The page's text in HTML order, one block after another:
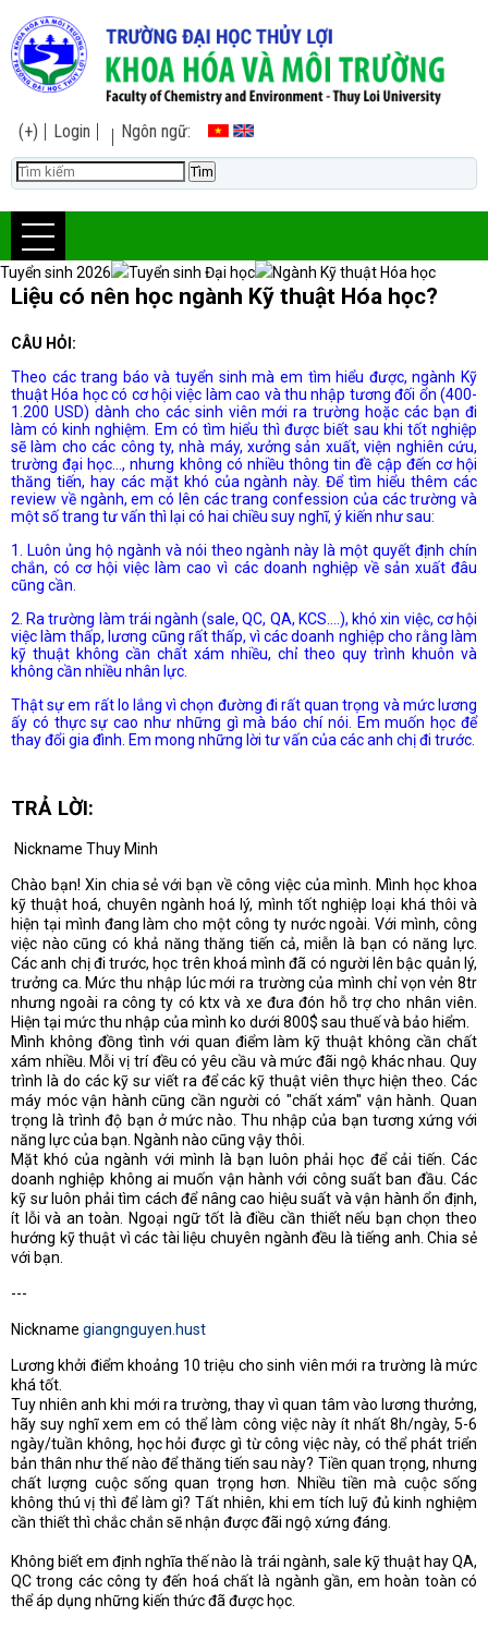
(+) Login Ngôn ngữ:
Tuyển sinh 2026 Tuyển sinh Đại học Ngành Kỹ thuật Hóa học
Liệu có nên học ngành Kỹ thuật Hóa học?
CÂU HỎI:
Theo các trang báo và tuyển sinh mà em tìm hiểu được, ngành Kỹ
thuật Hóa học có cơ hội việc làm cao và thu nhập tương đối ổn (400-
1.200 USD) dành cho các sinh viên mới ra trường hoặc các bạn đi
làm có kinh nghiệm. Em có tìm hiểu thì được biết sau khi tốt nghiệp
sẽ làm cho các công ty, nhà máy, xưởng sản xuất, viện nghiên cứu,
trường đại học..., nhưng không có nhiều thông tin đề cập đến cơ hội
thăng tiến, hay các mặt khó của ngành này. Để tìm hiểu thêm các
review về ngành, em có lên các trang confession của các trường và
một số trang tư vấn thì lại có hai chiều suy nghĩ, ý kiến như sau:
1. Luôn ủng hộ ngành và nói theo ngành này là một quyết định chín
chắn, có cơ hội việc làm cao vì các doanh nghiệp về sản xuất đâu
cũng cần.
2. Ra trường làm trái ngành (sale, QC, QA, KCS....), khó xin việc, cơ hội
việc làm thấp, lương cũng rất thấp, vì các doanh nghiệp cho rằng làm
kỹ thuật không cần chất xám nhiều, chỉ theo quy trình khuôn và
không cần nhiều nhân lực.
Thật sự em rất lo lắng vì chọn đường đi rất quan trọng và mức lương
ấy có thực sự cao như những gì mà báo chí nói. Em muốn học để
thay đổi gia đình. Em mong những lời tư vấn của các anh chị đi trước.
TRẢ LỜI:
Nickname Thuy Minh
Chào bạn! Xin chia sẻ với bạn về công việc của mình. Mình học khoa
kỹ thuật hoá, chuyên ngành hoá lý, mình tốt nghiệp loại khá thôi và
hiện tại mình đang làm cho một công ty nước ngoài. Với mình, công
việc nào cũng có khả năng thăng tiến cả, miễn là bạn có năng lực.
Các anh chị đi trước, học trên khoá mình đã có người lên bậc quản lý,
trưởng ca. Mức thu nhập lúc mới ra trường của mình chỉ vọn vẻn 8tr
nhưng ngoài ra công ty có ktx và xe đưa đón hỗ trợ cho nhân viên.
Hiện tại mức thu nhập của mình ko dưới 800$ sau thuế và bảo hiểm.
Mình không đồng tình với quan điểm làm kỹ thuật không cần chất
xám nhiều. Mỗi vị trí đều có yêu cầu và mức đãi ngộ khác nhau. Quy
trình là do các kỹ sư viết ra để các kỹ thuật viên thực hiện theo. Các
máy móc vận hành cũng cần người có "chất xám" vận hành. Quan
trọng là trình độ bạn ở mức nào. Thu nhập của bạn tương xứng với
năng lực của bạn. Ngành nào cũng vậy thôi.
Mặt khó của ngành với mình là bạn luôn phải học để cải tiến. Các
doanh nghiệp không ai muốn vận hành với công suất ban đầu. Các
kỹ sư luôn phải tìm cách để nâng cao hiệu suất và vận hành ổn định,
ít lỗi và an toàn. Ngoại ngữ tốt là điều cần thiết nếu bạn chọn theo
hướng kỹ thuật vì các tài liệu chuyên ngành đều là tiếng anh. Chia sẻ
với bạn.
---
Nickname giangnguyen.hust
Lương khởi điểm khoảng 10 triệu cho sinh viên mới ra trường là mức
khá tốt.
Tuy nhiên anh khi mới ra trường, thay vì quan tâm vào lương thưởng,
hãy suy nghĩ xem em có thể làm công việc này ít nhất 8h/ngày, 5-6
ngày/tuần không, học hỏi được gì từ công việc này, có thể phát triển
bản thân như thế nào để thăng tiến sau này? Tiền quan trọng, nhưng
chất lượng cuộc sống quan trọng hơn. Nhiều tiền mà cuộc sống
không thú vị thì để làm gì? Tất nhiên, khi em tích luỹ đủ kinh nghiệm
cần thiết thì chắc chắn sẽ nhận được đãi ngộ xứng đáng.
Không biết em định nghĩa thế nào là trái ngành, sale kỹ thuật hay QA,
QC trong các công ty đến hoá chất là ngành gần, em hoàn toàn có
thể áp dụng những kiến thức đã được học.